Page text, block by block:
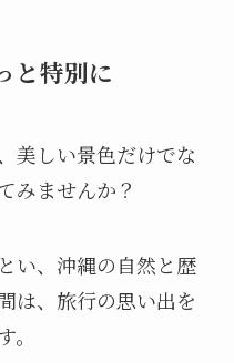
と特別に
美しい景色だけでな
みませんか？
い、沖縄の自然と歴
は、旅行の思い出を